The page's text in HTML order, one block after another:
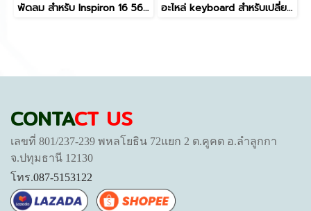
พัดลม สำหรับ Inspiron 16 5620 5625 7620 2-in-1 Vostro 16 5620 5625 อะไหล่โน๊ตบุ๊ค 0T8R2T T8R2T 5V 0.5A 4 PIN อะไหล่ keyboard สำหรับเปลี่ยน รุ่นINSPIRON 13-5390, 5390, 7391, 14-7490, 7491, 5493 Vostro 3400 3401 3402 3405 5402 5408 5409,P114G ,P120G,P132G,P145G,P145G001,P147G ,P147G002, Latitude 3301 3410 E3301 P114G P120G ไม่มีไฟ
CONTACT US
เลขที่ 801/237-239 พหลโยธิน 72แยก 2 ต.คูคต อ.ลำลูกกา
จ.ปทุมธานี 12130
โทร.087-5153122